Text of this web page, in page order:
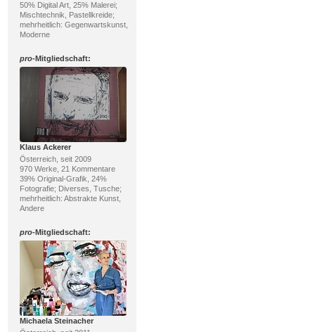
50% Digital Art, 25% Malerei;
Mischtechnik, Pastellkreide;
mehrheitlich: Gegenwartskunst,
Moderne
pro-Mitgliedschaft:
Klaus Ackerer
Österreich, seit 2009
970 Werke, 21 Kommentare
39% Original-Grafik, 24%
Fotografie; Diverses, Tusche;
mehrheitlich: Abstrakte Kunst,
Andere
pro-Mitgliedschaft:
Michaela Steinacher